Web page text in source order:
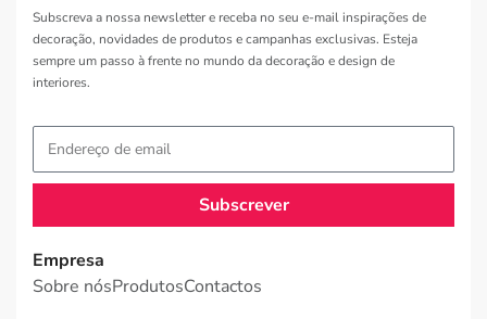
Subscreva a nossa newsletter e receba no seu e-mail inspirações de
decoração, novidades de produtos e campanhas exclusivas. Esteja
sempre um passo à frente no mundo da decoração e design de
interiores.
Subscrever
Empresa
Sobre nósProdutosContactos